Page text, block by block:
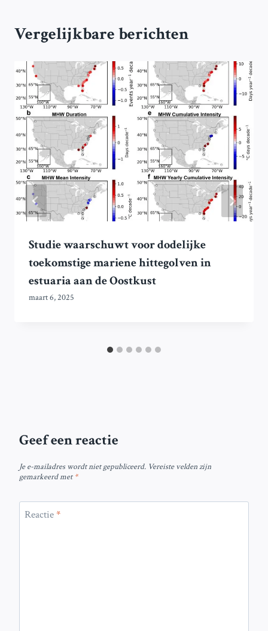
Vergelijkbare berichten
Studie waarschuwt voor dodelijke
toekomstige mariene hittegolven in
estuaria aan de Oostkust
maart 6, 2025
Geef een reactie
Je e-mailadres wordt niet gepubliceerd. Vereiste velden zijn
gemarkeerd met*
Reactie*